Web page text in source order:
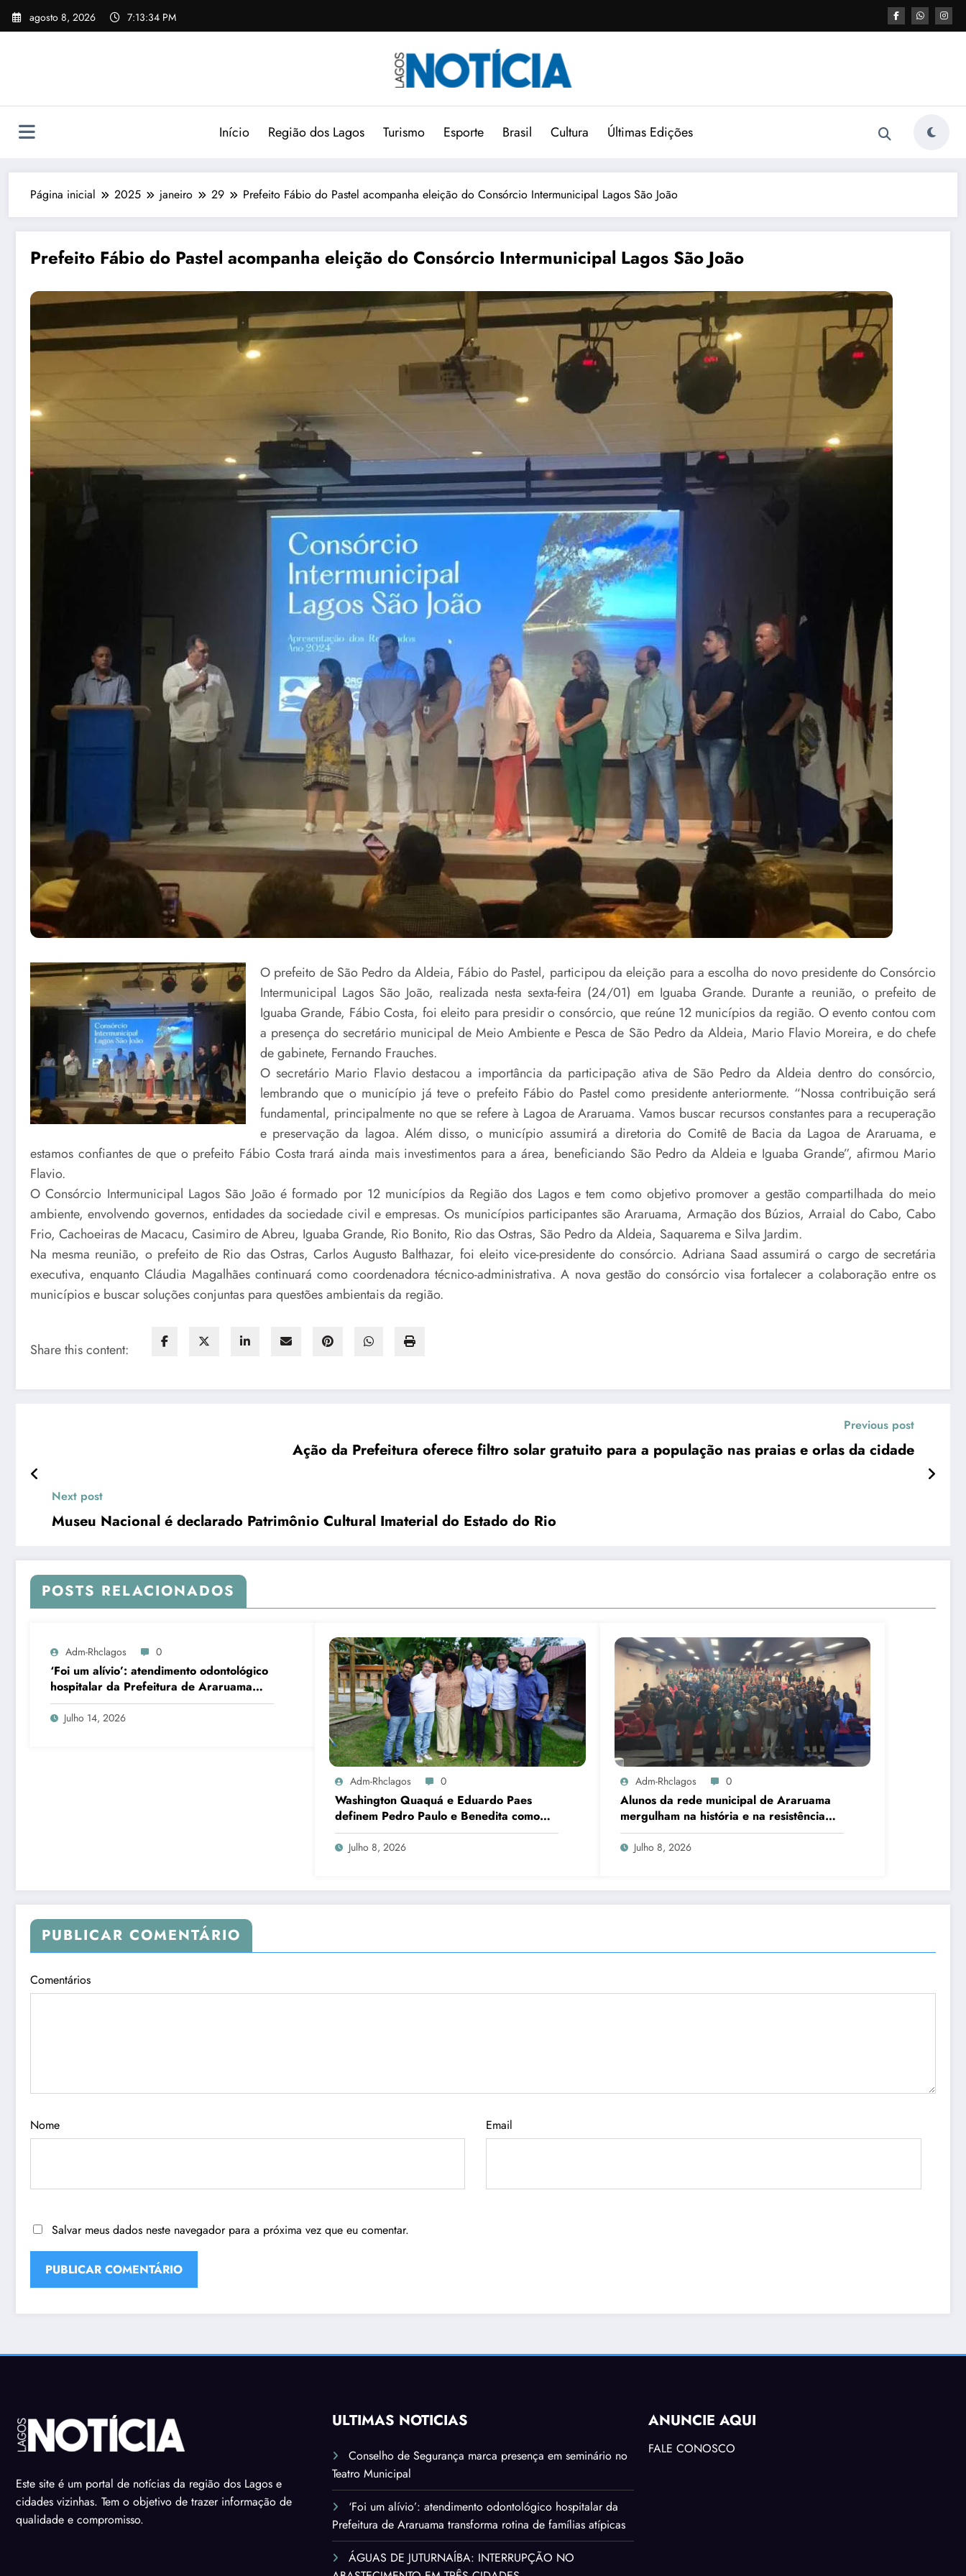
agosto 8, 2026 7:13:36 PM
Início Região dos Lagos Turismo Esporte Brasil Cultura Últimas Edições
Página inicial 2025 janeiro 29 Prefeito Fábio do Pastel acompanha eleição do Consórcio Intermunicipal Lagos São João
Prefeito Fábio do Pastel acompanha eleição do Consórcio Intermunicipal Lagos São João
O prefeito de São Pedro da Aldeia, Fábio do Pastel, participou da eleição para a escolha do novo presidente do Consórcio
Intermunicipal Lagos São João, realizada nesta sexta-feira (24/01) em Iguaba Grande. Durante a reunião, o prefeito de
Iguaba Grande, Fábio Costa, foi eleito para presidir o consórcio, que reúne 12 municípios da região. O evento contou com
a presença do secretário municipal de Meio Ambiente e Pesca de São Pedro da Aldeia, Mario Flavio Moreira, e do chefe
de gabinete, Fernando Frauches.
O secretário Mario Flavio destacou a importância da participação ativa de São Pedro da Aldeia dentro do consórcio,
lembrando que o município já teve o prefeito Fábio do Pastel como presidente anteriormente. “Nossa contribuição será
fundamental, principalmente no que se refere à Lagoa de Araruama. Vamos buscar recursos constantes para a recuperação
e preservação da lagoa. Além disso, o município assumirá a diretoria do Comitê de Bacia da Lagoa de Araruama, e
estamos confiantes de que o prefeito Fábio Costa trará ainda mais investimentos para a área, beneficiando São Pedro da Aldeia e Iguaba Grande”, afirmou Mario
Flavio.
O Consórcio Intermunicipal Lagos São João é formado por 12 municípios da Região dos Lagos e tem como objetivo promover a gestão compartilhada do meio
ambiente, envolvendo governos, entidades da sociedade civil e empresas. Os municípios participantes são Araruama, Armação dos Búzios, Arraial do Cabo, Cabo
Frio, Cachoeiras de Macacu, Casimiro de Abreu, Iguaba Grande, Rio Bonito, Rio das Ostras, São Pedro da Aldeia, Saquarema e Silva Jardim.
Na mesma reunião, o prefeito de Rio das Ostras, Carlos Augusto Balthazar, foi eleito vice-presidente do consórcio. Adriana Saad assumirá o cargo de secretária
executiva, enquanto Cláudia Magalhães continuará como coordenadora técnico-administrativa. A nova gestão do consórcio visa fortalecer a colaboração entre os
municípios e buscar soluções conjuntas para questões ambientais da região.
Share this content:
Previous post
Ação da Prefeitura oferece filtro solar gratuito para a população nas praias e orlas da cidade
Next post
Museu Nacional é declarado Patrimônio Cultural Imaterial do Estado do Rio
POSTS RELACIONADOS
Adm-Rhclagos 0
‘Foi um alívio’: atendimento odontológico
hospitalar da Prefeitura de Araruama
transforma rotina de famílias atípicas
Julho 14, 2026
Adm-Rhclagos 0
Washington Quaquá e Eduardo Paes
definem Pedro Paulo e Benedita como
candidatos ao Senado no Rio
Julho 8, 2026
Adm-Rhclagos 0
Alunos da rede municipal de Araruama
mergulham na história e na resistência
dos quilombos da Região dos Lagos
Julho 8, 2026
PUBLICAR COMENTÁRIO
Comentários
Nome Email
Salvar meus dados neste navegador para a próxima vez que eu comentar.
Este site é um portal de notícias da região dos Lagos e
cidades vizinhas. Tem o objetivo de trazer informação de
qualidade e compromisso.
ÚLTIMAS NOTÍCIAS
Conselho de Segurança marca presença em seminário no
Teatro Municipal
‘Foi um alívio’: atendimento odontológico hospitalar da
Prefeitura de Araruama transforma rotina de famílias atípicas
ÁGUAS DE JUTURNAÍBA: INTERRUPÇÃO NO
ANUNCIE AQUI
FALE CONOSCO